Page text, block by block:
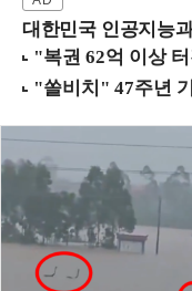
대한민국 인공지능과 UX